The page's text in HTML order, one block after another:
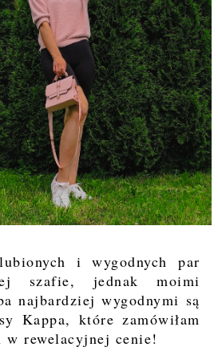
i wygodnych par
szafie, jednak moimi
najbardziej wygodnymi są
Kappa, które zamówiłam
rewelacyjnej cenie!